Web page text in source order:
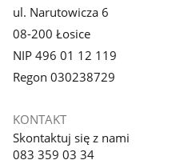
ul. Narutowicza 6
08-200 Łosice
NIP 496 01 12 119
Regon 030238729
KONTAKT
Skontaktuj się z nami
083 359 03 34